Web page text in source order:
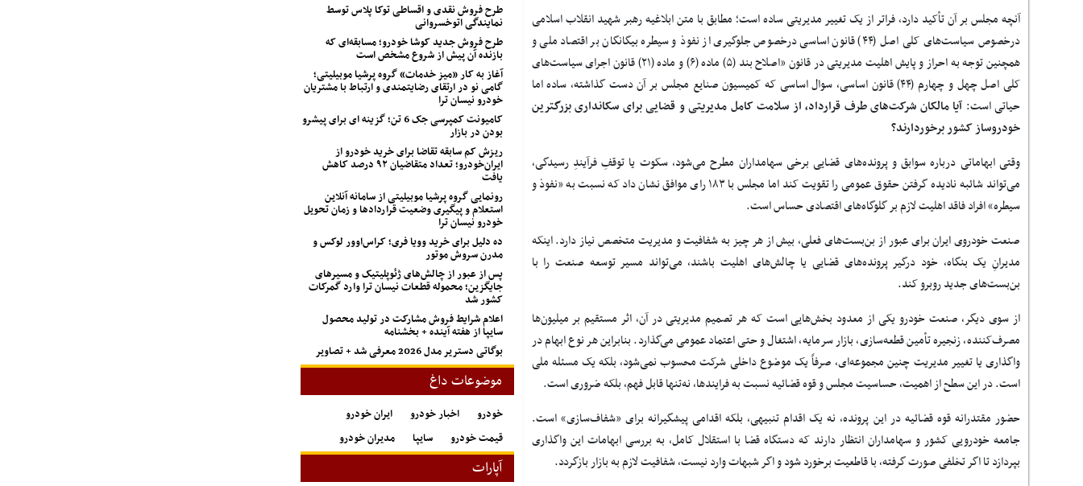
آنچه مجلس بر آن تأکید دارد، فراتر از یک تغییر مدیریتی ساده است؛ مطابق با متن ابلاغیه رهبر شهید انقلاب اسلامی
درخصوص سیاست‌های کلی اصل ‌(۴۴) قانون اساسی درخصوص جلوگیری از نفوذ و سیطره بیگانگان بر اقتصاد ملی و
همچنین توجه به احراز و پایش اهلیت مدیریتی در قانون «اصلاح بند (۵) ماده (۶) و ماده (۲۱) قانون اجرای سیاست‌های
کلی اصل چهل و چهارم (۴۴) قانون اساسی، سوال اساسی که کمیسیون صنایع مجلس بر آن دست گذاشته، ساده اما
حیاتی است: آیا مالکان شرکت‌های طرف قرارداد، از سلامت کامل مدیریتی و قضایی برای سکانداری بزرگترین
خودروساز کشور برخوردارند؟
وقتی ابهاماتی درباره سوابق و پرونده‌های قضایی برخی سهامداران مطرح می‌شود، سکوت یا توقفِ فرآیندِ رسیدگی،
می‌تواند شائبه نادیده گرفتن حقوق عمومی را تقویت کند اما مجلس با ۱۸۳ رای موافق نشان داد که نسبت به «نفوذ و
سیطره» افراد فاقد اهلیت لازم بر گلوگاه‌های اقتصادی حساس است.
صنعت خودروی ایران برای عبور از بن‌بست‌های فعلی، بیش از هر چیز به شفافیت و مدیریت متخصص نیاز دارد. اینکه
مدیرانِ یک بنگاه، خود درگیر پرونده‌های قضایی یا چالش‌های اهلیت باشند، می‌تواند مسیر توسعه صنعت را با
بن‌بست‌های جدید روبرو کند.
از سوی دیگر، صنعت خودرو یکی از معدود بخش‌هایی است که هر تصمیم مدیریتی در آن، اثر مستقیم بر میلیون‌ها
مصرف‌کننده، زنجیره تأمین قطعه‌سازی، بازار سرمایه، اشتغال و حتی اعتماد عمومی می‌گذارد. بنابراین هر نوع ابهام در
واگذاری یا تغییر مدیریت چنین مجموعه‌ای، صرفاً یک موضوع داخلی شرکت محسوب نمی‌شود، بلکه یک مسئله ملی
است. در این سطح از اهمیت، حساسیت مجلس و قوه قضائیه نسبت به فرایندها، نه‌تنها قابل فهم، بلکه ضروری است.
حضور مقتدرانه قوه قضائیه در این پرونده، نه یک اقدام تنبیهی، بلکه اقدامی پیشگیرانه برای «شفاف‌سازی» است.
جامعه خودرویی کشور و سهامداران انتظار دارند که دستگاه قضا با استقلال کامل، به بررسی ابهامات این واگذاری
بپردازد تا اگر تخلفی صورت گرفته، با قاطعیت برخورد شود و اگر شبهات وارد نیست، شفافیت لازم به بازار بازگردد.
طرح فروش نقدی و اقساطی توکا پلاس توسط
نمایندگی اتوخسروانی
طرح فروش جدید کوشا خودرو؛ مسابقه‌ای که
بازنده آن پیش از شروع مشخص است
آغاز به کار «میز خدمات» گروه پرشیا موبیلیتی؛
گامی نو در ارتقای رضایتمندی و ارتباط با مشتریان
خودرو نیسان ترا
کامیونت کمپرسی جک 6 تن؛ گزینه ای برای پیشرو
بودن در بازار
ریزش کم‌ سابقه تقاضا برای خرید خودرو از
ایران‌خودرو؛ تعداد متقاضیان ۹۲ درصد کاهش
یافت
رونمایی گروه پرشیا موبیلیتی از سامانه آنلاین
استعلام و پیگیری وضعیت قراردادها و زمان تحویل
خودرو نیسان ترا
ده دلیل برای خرید وویا فری؛ کراس‌اوور لوکس و
مدرن سروش موتور
پس از عبور از چالش‌های ژئوپلیتیک و مسیرهای
جایگزین؛ محموله قطعات نیسان ترا وارد گمرکات
کشور شد
اعلام شرایط فروش مشارکت در تولید محصول
سایپا از هفته آینده + بخشنامه
بوگاتی دستریر مدل 2026 معرفی شد + تصاویر
موضوعات داغ
خودرو اخبار خودرو
ایران خودرو
قیمت خودرو
سایپا مدیران خودرو
آپارات